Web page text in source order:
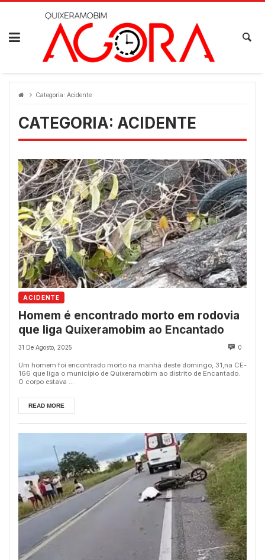
Skip
Categoria: Acidente
CATEGORIA: ACIDENTE
ACIDENTE
Homem é encontrado morto em rodovia
que liga Quixeramobim ao Encantado
31 De Agosto, 2025 0
Um homem foi encontrado morto na manhã deste domingo, 31,na CE-
166 que liga o município de Quixeramobim ao distrito de Encantado.
O corpo estava ...
READ MORE